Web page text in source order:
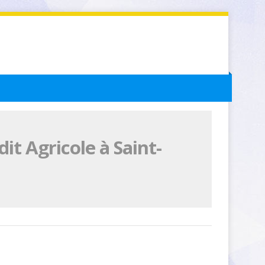
Agricole à Saint-